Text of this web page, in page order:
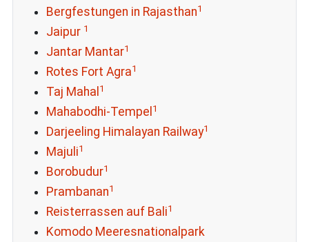
Bergfestungen in Rajasthan1
Jaipur 1
Jantar Mantar1
Rotes Fort Agra1
Taj Mahal 1
Mahabodhi-Tempel 1
Darjeeling Himalayan Railway1
Majuli1
Borobudur1
Prambanan1
Reisterrassen auf Bali1
Komodo Meeresnationalpark